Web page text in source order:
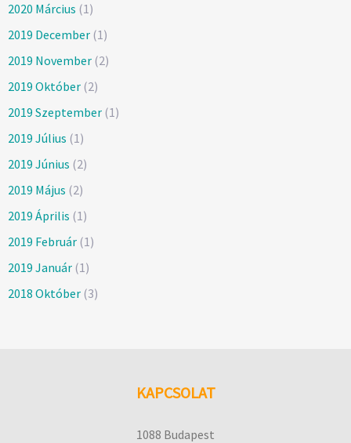
2020 Március (1)
2019 December (1)
2019 November (2)
2019 Október (2)
2019 Szeptember (1)
2019 Július (1)
2019 Június (2)
2019 Május (2)
2019 Április (1)
2019 Február (1)
2019 Január (1)
2018 Október (3)
KAPCSOLAT
1088 Budapest